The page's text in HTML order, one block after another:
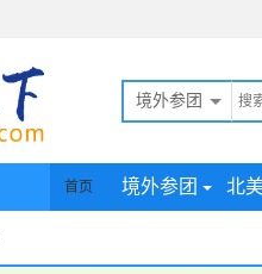
境外参团
首页 境外参团 北